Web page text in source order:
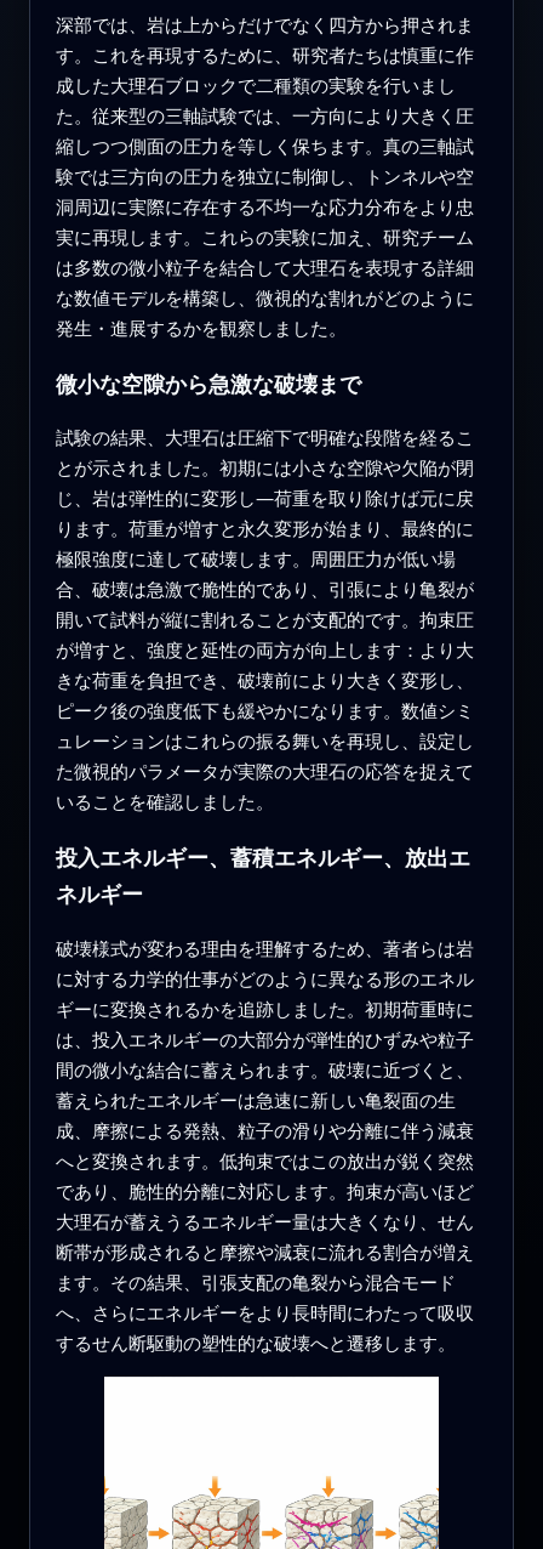
深部では、岩は上からだけでなく四方から押されま
す。これを再現するために、研究者たちは慎重に作
成した大理石ブロックで二種類の実験を行いまし
た。従来型の三軸試験では、一方向により大きく圧
縮しつつ側面の圧力を等しく保ちます。真の三軸試
験では三方向の圧力を独立に制御し、トンネルや空
洞周辺に実際に存在する不均一な応力分布をより忠
実に再現します。これらの実験に加え、研究チーム
は多数の微小粒子を結合して大理石を表現する詳細
な数値モデルを構築し、微視的な割れがどのように
発生・進展するかを観察しました。
微小な空隙から急激な破壊まで
試験の結果、大理石は圧縮下で明確な段階を経るこ
とが示されました。初期には小さな空隙や欠陥が閉
じ、岩は弾性的に変形し—荷重を取り除けば元に戻
ります。荷重が増すと永久変形が始まり、最終的に
極限強度に達して破壊します。周囲圧力が低い場
合、破壊は急激で脆性的であり、引張により亀裂が
開いて試料が縦に割れることが支配的です。拘束圧
が増すと、強度と延性の両方が向上します：より大
きな荷重を負担でき、破壊前により大きく変形し、
ピーク後の強度低下も緩やかになります。数値シミ
ュレーションはこれらの振る舞いを再現し、設定し
た微視的パラメータが実際の大理石の応答を捉えて
いることを確認しました。
投入エネルギー、蓄積エネルギー、放出エ
ネルギー
破壊様式が変わる理由を理解するため、著者らは岩
に対する力学的仕事がどのように異なる形のエネル
ギーに変換されるかを追跡しました。初期荷重時に
は、投入エネルギーの大部分が弾性的ひずみや粒子
間の微小な結合に蓄えられます。破壊に近づくと、
蓄えられたエネルギーは急速に新しい亀裂面の生
成、摩擦による発熱、粒子の滑りや分離に伴う減衰
へと変換されます。低拘束ではこの放出が鋭く突然
であり、脆性的分離に対応します。拘束が高いほど
大理石が蓄えうるエネルギー量は大きくなり、せん
断帯が形成されると摩擦や減衰に流れる割合が増え
ます。その結果、引張支配の亀裂から混合モード
へ、さらにエネルギーをより長時間にわたって吸収
するせん断駆動の塑性的な破壊へと遷移します。